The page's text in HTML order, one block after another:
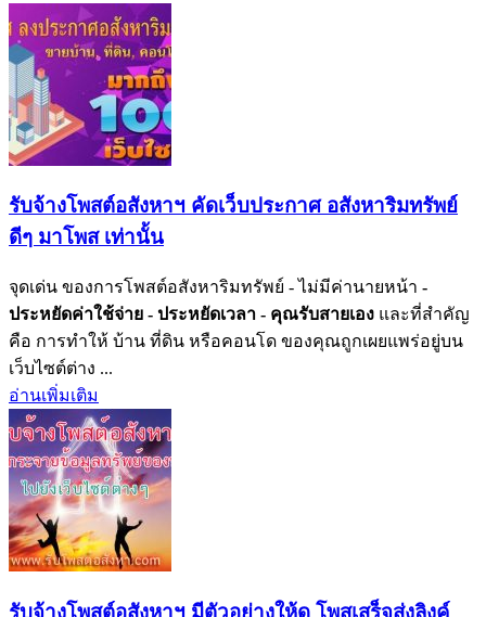
รับจ้างโพสต์อสังหาฯ คัดเว็บประกาศ อสังหาริมทรัพย์
ดีๆ มาโพส เท่านั้น
จุดเด่น ของการโพสต์อสังหาริมทรัพย์ - ไม่มีค่านายหน้า -
ประหยัดค่าใช้จ่าย - ประหยัดเวลา - คุณรับสายเอง และที่สำคัญ
คือ การทำให้ บ้าน ที่ดิน หรือคอนโด ของคุณถูกเผยแพร่อยู่บน
เว็บไซต์ต่าง ...
อ่านเพิ่มเติม
รับจ้างโพสต์อสังหาฯ มีตัวอย่างให้ดู โพสเสร็จส่งลิงค์